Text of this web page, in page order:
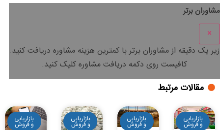
مشاوران برتر
×
زیر یک دقیقه از مشاوران برتر باکمترین هزینه مشاوره دریافت کنید.
کافیست روی دکمه دریافت مشاوره کلیک کنید.
مقالات مرتبط
بازاریابی
و فروش
بازاریابی
و فروش
بازاریابی
و فروش
بازاریابی
و فروش